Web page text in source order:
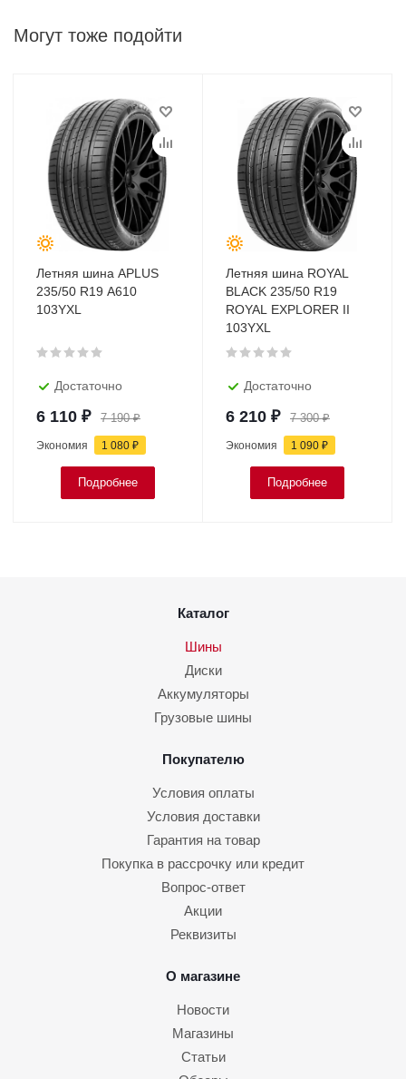
Могут тоже подойти
Летняя шина APLUS
235/50 R19 A610
103YXL
Достаточно
6 110 ₽ 7 190₽
Экономия 1 080 ₽
Подробнее
Летняя шина ROYAL
BLACK 235/50 R19
ROYAL EXPLORER II
103YXL
Достаточно
6 210 ₽ 7 300₽
Экономия 1 090 ₽
Подробнее
Каталог
Шины
Диски
Аккумуляторы
Грузовые шины
Покупателю
Условия оплаты
Условия доставки
Гарантия на товар
Покупка в рассрочку или кредит
Вопрос-ответ
Акции
Реквизиты
О магазине
Новости
Магазины
Статьи